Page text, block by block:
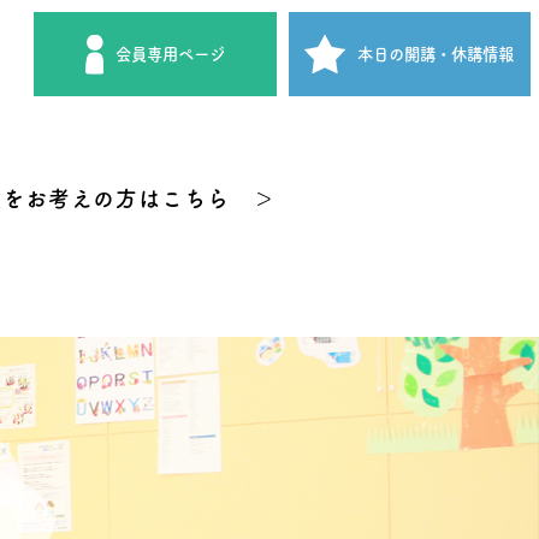
会員専用ページ 本日の開講 ・休講情報
お考えの方はこちら ＞